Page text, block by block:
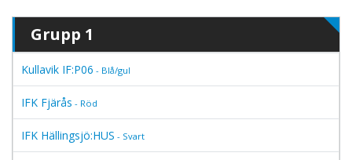
Grupp 1
Kullavik IF:P06 - Blå/gul
IFK Fjärås - Röd
IFK Hällingsjö:HUS - Svart